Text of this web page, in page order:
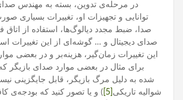
در مرحله‌ی تدوین، بسته به مهندس
توانایی و تجهیزات او، تغییرات بسیاری
صدا، ضبط مجدد دیالوگ‌ها، استفاده از اتاق
صدای دیجیتال و … گوشه‌ای از این تغییرات
این تغییرات زمان‌گیر، هزینه‌بر و در بعضی
برای مثال در بعضی موارد صدای بازیگر
شده به دلیل مرگ بازیگر، قابل جایگزینی
شوالیه تاریکی
) و یا تصور کنید که بودجه‌ی